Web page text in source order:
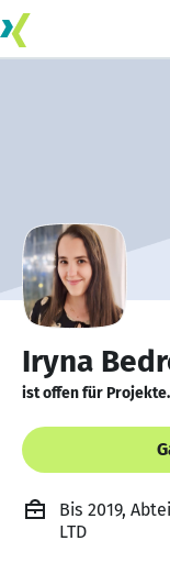
Iryna
ist offen für
Bis 2019,
LTD